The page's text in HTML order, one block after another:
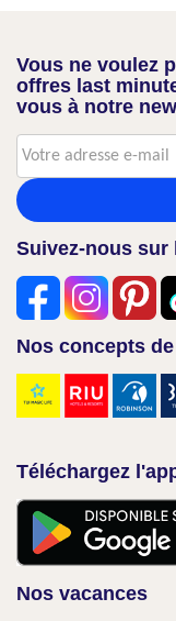
Vous ne voulez
offres last
vous à notre
Suivez-nous sur
Nos concepts
Téléchargez
Nos vacances